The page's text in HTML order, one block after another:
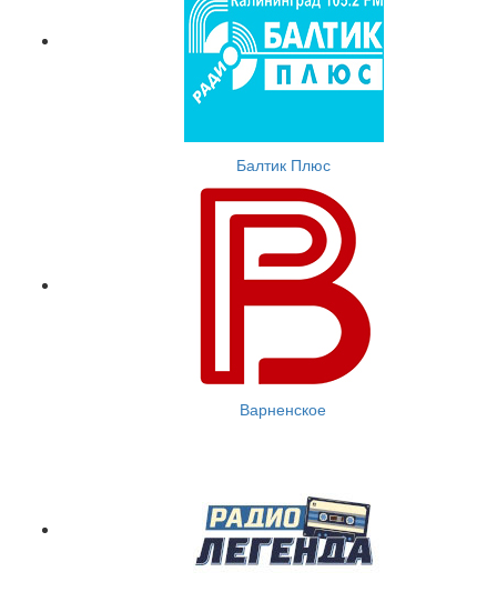
Балтик Плюс
Варненское